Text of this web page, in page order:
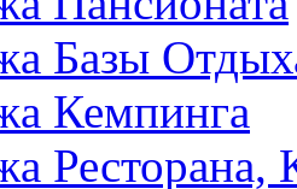
Базы
Кемпинга
Ресторана,